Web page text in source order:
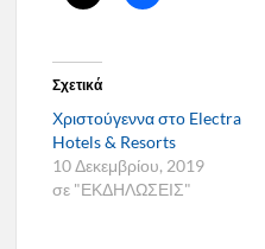
Σχετικά
Χριστούγεννα στο Electra
Hotels & Resorts
10 Δεκεμβρίου, 2019
σε "ΕΚΔΗΛΩΣΕΙΣ"